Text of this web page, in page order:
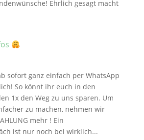
Ehrlich gesagt macht
sofort ganz einfach per WhatsApp
So könnt ihr euch in den
1x den Weg zu uns sparen. Um
zu machen, nehmen wir
mehr ! Ein
ist nur noch bei wirklich...